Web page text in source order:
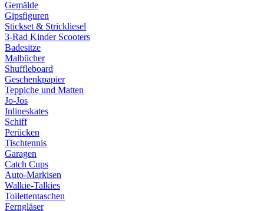
Gemälde
Gipsfiguren
Stickset & Strickliesel
3-Rad Kinder Scooters
Badesitze
Malbücher
Shuffleboard
Geschenkpapier
Teppiche und Matten
Jo-Jos
Inlineskates
Schiff
Perücken
Tischtennis
Garagen
Catch Cups
Auto-Markisen
Walkie-Talkies
Toilettentaschen
Ferngläser